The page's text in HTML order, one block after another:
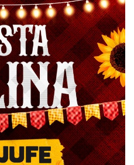
YoutubeTikTok Whatsapp